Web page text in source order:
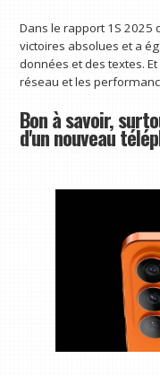
Dans le rapport 1S 2025
victoires absolues et a
données et des textes.
réseau et les
Bon à savoir,
d'un nouveau